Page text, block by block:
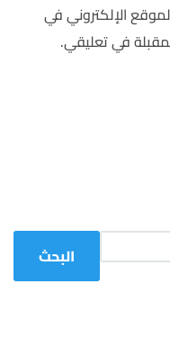
الإلكتروني في
في تعليقي.
البحث